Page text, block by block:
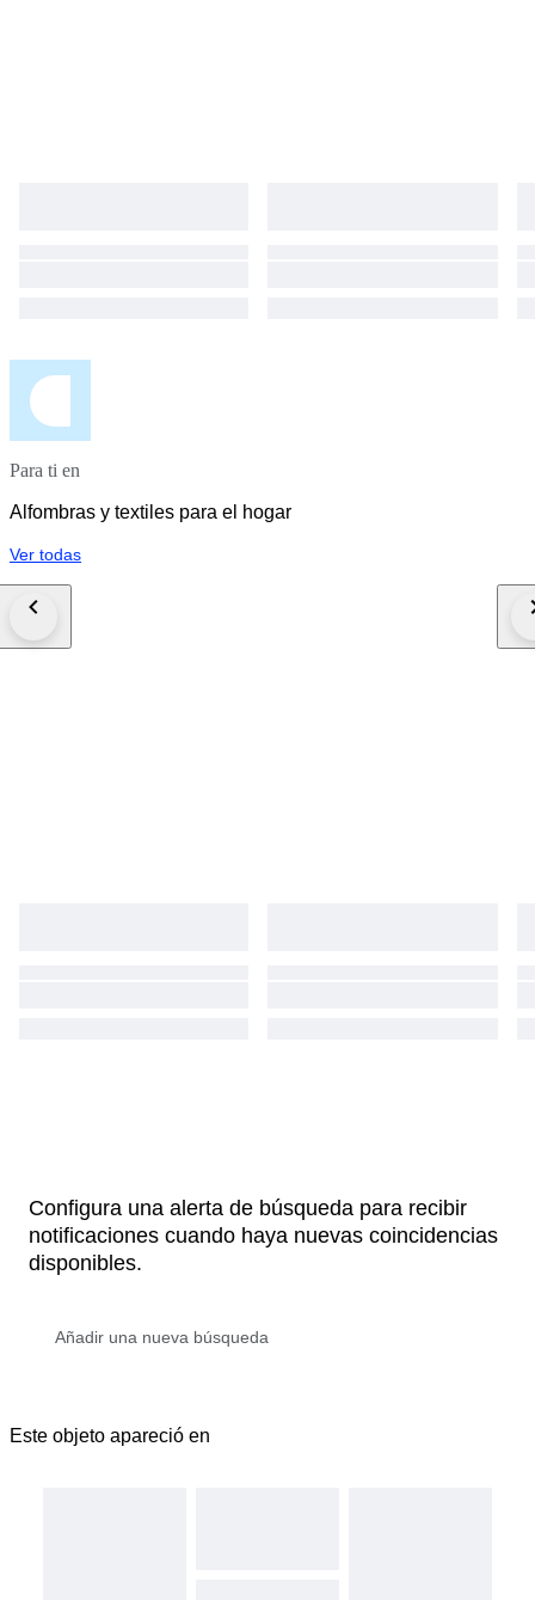
Para ti en
Alfombras y textiles para el hogar
Ver todas
Configura una alerta de búsqueda para recibir
notificaciones cuando haya nuevas coincidencias
disponibles.
Este objeto apareció en